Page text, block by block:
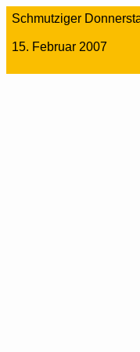
Schmutziger
15. Februar 2007